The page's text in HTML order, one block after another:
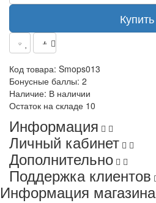
Купить
Код товара: Smops013
Бонусные баллы: 2
Наличие: В наличии
Остаток на складе 10
Информация
Личный кабинет
Дополнительно
Поддержка клиентов
Информация магазина